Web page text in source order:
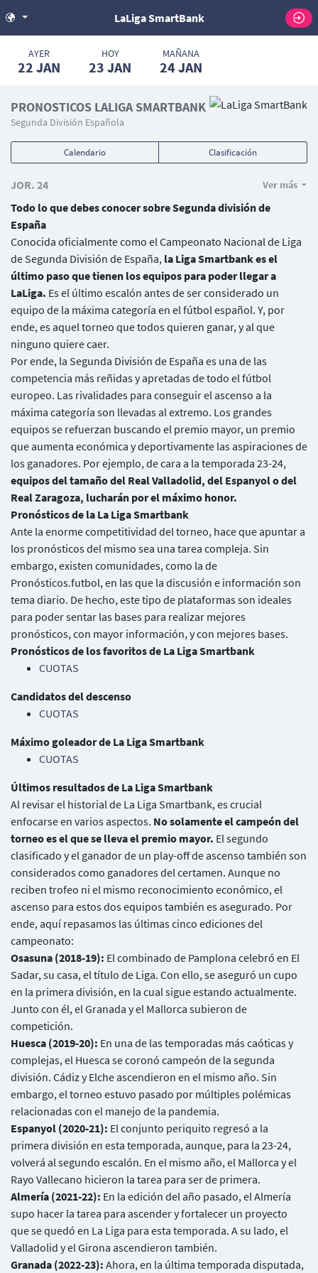
LaLiga SmartBank
AYER
22 JAN
HOY
23 JAN
MAÑANA
24 JAN
PRONOSTICOS LALIGA SMARTBANK
Segunda División Española
Calendario Clasificación
JOR. 24 Ver más
Todo lo que debes conocer sobre Segunda división de
España
Conocida oficialmente como el Campeonato Nacional de Liga
de Segunda División de España, la Liga Smartbank es el
último paso que tienen los equipos para poder llegar a
LaLiga. Es el último escalón antes de ser considerado un
equipo de la máxima categoría en el fútbol español. Y, por
ende, es aquel torneo que todos quieren ganar, y al que
ninguno quiere caer.
Por ende, la Segunda División de España es una de las
competencia más reñidas y apretadas de todo el fútbol
europeo. Las rivalidades para conseguir el ascenso a la
máxima categoría son llevadas al extremo. Los grandes
equipos se refuerzan buscando el premio mayor, un premio
que aumenta económica y deportivamente las aspiraciones de
los ganadores. Por ejemplo, de cara a la temporada 23-24,
equipos del tamaño del Real Valladolid, del Espanyol o del
Real Zaragoza, lucharán por el máximo honor.
Pronósticos de la La Liga Smartbank
Ante la enorme competitividad del torneo, hace que apuntar a
los pronósticos del mismo sea una tarea compleja. Sin
embargo, existen comunidades, como la de
Pronósticos.futbol, en las que la discusión e información son
tema diario. De hecho, este tipo de plataformas son ideales
para poder sentar las bases para realizar mejores
pronósticos, con mayor información, y con mejores bases.
Pronósticos de los favoritos de La Liga Smartbank
CUOTAS
Candidatos del descenso
CUOTAS
Máximo goleador de La Liga Smartbank
CUOTAS
Últimos resultados de La Liga Smartbank
Al revisar el historial de La Liga Smartbank, es crucial
enfocarse en varios aspectos. No solamente el campeón del
torneo es el que se lleva el premio mayor. El segundo
clasificado y el ganador de un play-off de ascenso también son
considerados como ganadores del certamen. Aunque no
reciben trofeo ni el mismo reconocimiento económico, el
ascenso para estos dos equipos también es asegurado. Por
ende, aquí repasamos las últimas cinco ediciones del
campeonato:
Osasuna (2018-19): El combinado de Pamplona celebró en El
Sadar, su casa, el título de Liga. Con ello, se aseguró un cupo
en la primera división, en la cual sigue estando actualmente.
Junto con él, el Granada y el Mallorca subieron de
competición.
Huesca (2019-20): En una de las temporadas más caóticas y
complejas, el Huesca se coronó campeón de la segunda
división. Cádiz y Elche ascendieron en el mismo año. Sin
embargo, el torneo estuvo pasado por múltiples polémicas
relacionadas con el manejo de la pandemia.
Espanyol (2020-21): El conjunto periquito regresó a la
primera división en esta temporada, aunque, para la 23-24,
volverá al segundo escalón. En el mismo año, el Mallorca y el
Rayo Vallecano hicieron la tarea para ser de primera.
Almería (2021-22): En la edición del año pasado, el Almería
supo hacer la tarea para ascender y fortalecer un proyecto
que se quedó en La Liga para esta temporada. A su lado, el
Valladolid y el Girona ascendieron también.
Granada (2022-23): Ahora, en la última temporada disputada,